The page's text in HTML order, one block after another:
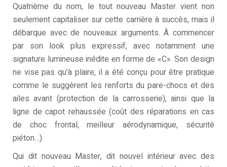
Quatrième du nom, le tout nouveau Master vient non
seulement capitaliser sur cette carrière à succès, mais il
débarque avec de nouveaux arguments. À commencer
par son look plus expressif, avec notamment une
signature lumineuse inédite en forme de «C». Son design
ne vise pas qu’à plaire, il a été conçu pour être pratique
comme le suggèrent les renforts du pare-chocs et des
ailes avant (protection de la carrosserie), ainsi que la
ligne de capot rehaussée (coût des réparations en cas
de choc frontal, meilleur aérodynamique, sécurité
piéton…).
Qui dit nouveau Master, dit nouvel intérieur avec des